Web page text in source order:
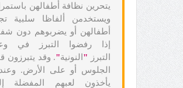
يتحرين نظافة أطفالهن
ويستخدمن ألفاظا سلبية
أطفالهن أو يضربوهم دون
إذا رفضوا التبرز في
التبرز " النونية". وقد يتبرزون
الجلوس أو على الأرض.
يأخذون لعبهم المفضلة